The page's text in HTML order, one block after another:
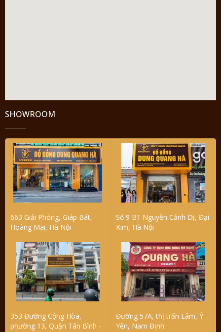
SHOWROOM
663 Giải Phóng, Giáp Bát,
Hoàng Mai, Hà Nội
Số 9 B1 Nguyễn Cảnh Dị, Đại
Kim, Hà Nội
353 Đường Cộng Hòa,
phường 13, Quận Tân Bình -
Đường 57A, thị trấn Lâm, Ý
Yên, Nam Định